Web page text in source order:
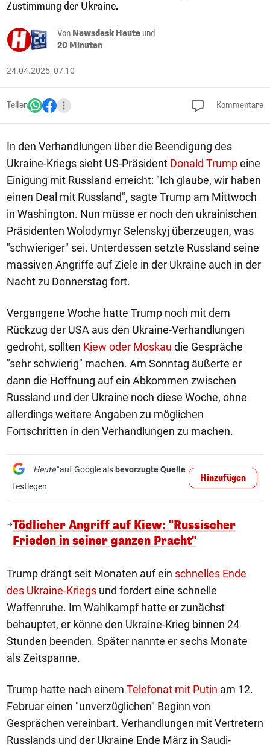
Zustimmung der Ukraine.
Von Newsdesk Heute und
20 Minuten
24.04.2025, 07:10
Teilen Kommentare
In den Verhandlungen über die Beendigung des
Ukraine-Kriegs sieht US-Präsident Donald Trumpeine
Einigung mit Russland erreicht: "Ich glaube, wir haben
einen Deal mit Russland", sagte Trump am Mittwoch
in Washington. Nun müsse er noch den ukrainischen
Präsidenten Wolodymyr Selenskyj überzeugen, was
"schwieriger" sei. Unterdessen setzte Russland seine
massiven Angriffe auf Ziele in der Ukraine auch in der
Nacht zu Donnerstag fort.
Vergangene Woche hatte Trump noch mit dem
Rückzug der USA aus den Ukraine-Verhandlungen
gedroht, sollten Kiew oder Moskau die Gespräche
"sehr schwierig" machen. Am Sonntag äußerte er
dann die Hoffnung auf ein Abkommen zwischen
Russland und der Ukraine noch diese Woche, ohne
allerdings weitere Angaben zu möglichen
Fortschritten in den Verhandlungen zu machen.
"Heute"auf Google als bevorzugte Quelle
festlegen
Hinzufügen
Tödlicher Angriff auf Kiew: "Russischer
Frieden in seiner ganzen Pracht"
Trump drängt seit Monaten auf ein schnelles Ende
des Ukraine-Kriegs und fordert eine schnelle
Waffenruhe. Im Wahlkampf hatte er zunächst
behauptet, er könne den Ukraine-Krieg binnen 24
Stunden beenden. Später nannte er sechs Monate
als Zeitspanne.
Trump hatte nach einem Telefonat mit Putin am 12.
Februar einen "unverzüglichen" Beginn von
Gesprächen vereinbart. Verhandlungen mit Vertretern
Russlands und der Ukraine Ende März in Saudi-